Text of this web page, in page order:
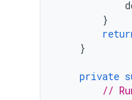
}
}
private
//